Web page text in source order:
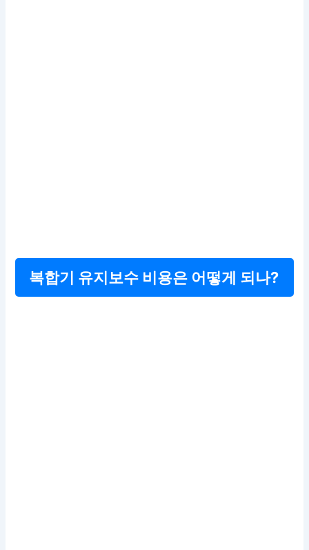
복합기 유지보수 비용은 어떻게 되나?